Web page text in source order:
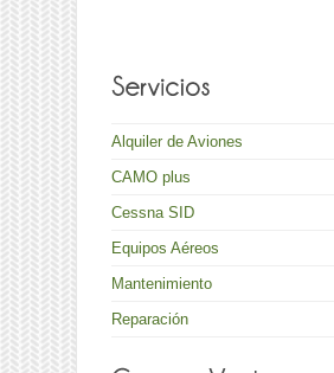
Alquiler de Aviones
CAMO plus
Cessna SID
Equipos Aéreos
Mantenimiento
Reparación